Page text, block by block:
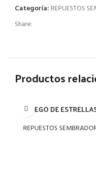
Categoría: REPUESTOS
Share:
Productos
JUEGO DE
REPUESTOS